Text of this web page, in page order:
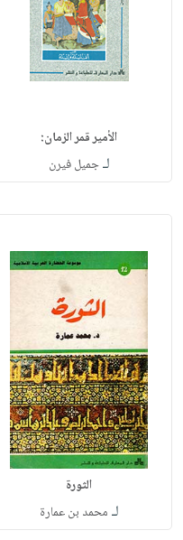
الأمير قمر الزمان:
لـجميل فيرن
الثورة
لـ محمد بن عمارة